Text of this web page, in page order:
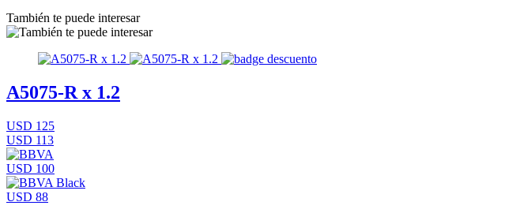
También te puede interesar
A5075-R x 1.2
USD 125
USD 113
USD 100
USD 88